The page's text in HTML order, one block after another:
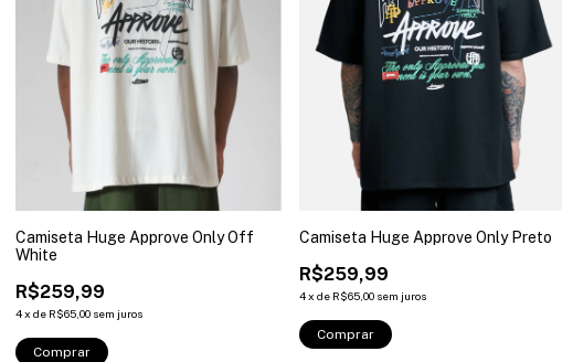
Camiseta Huge Approve Only Off
White
R$259,99
4x de R$65,00 sem juros
Comprar
Camiseta Huge Approve Only Preto
R$259,99
4 x de R$65,00 sem juros
Comprar